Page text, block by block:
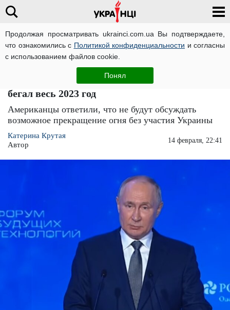
Продолжая просматривать ukrainci.com.ua Вы подтверждаете,
что ознакомились с Политикой конфиденциальности и согласны
с использованием файлов cookie.
Понял
Владимир путин хотел добиться от
американцев прекращения огня в Украине:
бегал весь 2023 год
Американцы ответили, что не будут обсуждать
возможное прекращение огня без участия Украины
Катерина Крутая
Автор
14 февраля, 22:41